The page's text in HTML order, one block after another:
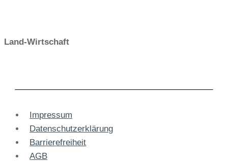
Land-Wirtschaft
Impressum
Datenschutzerklärung
Barrierefreiheit
AGB